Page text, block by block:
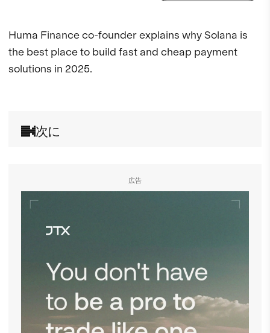
次に
Huma Finance co-founder explains why Solana is
the best place to build fast and cheap payment
solutions in 2025.
広告